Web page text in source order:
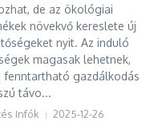
de az ökológiai
növekvő kereslete új
nyit. Az induló
magasak lehetnek,
fenntartható gazdálkodás
távo...
Infók 2025-12-26